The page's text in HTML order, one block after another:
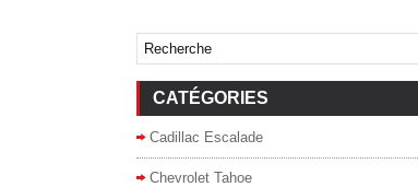
CATÉGORIES
Cadillac Escalade
Chevrolet Tahoe